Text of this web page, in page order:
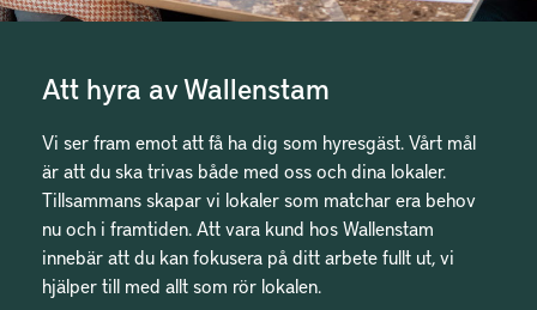
Att hyra av Wallenstam
Vi ser fram emot att få ha dig som hyresgäst. Vårt mål
är att du ska trivas både med oss och dina lokaler.
Tillsammans skapar vi lokaler som matchar era behov
nu och i framtiden. Att vara kund hos Wallenstam
innebär att du kan fokusera på ditt arbete fullt ut, vi
hjälper till med allt som rör lokalen.